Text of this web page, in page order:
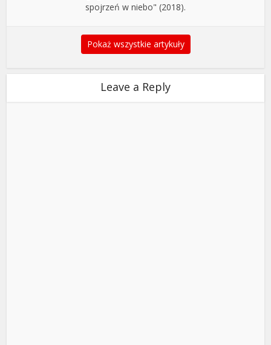
spojrzeń w niebo" (2018).
Pokaż wszystkie artykuły
Leave a Reply